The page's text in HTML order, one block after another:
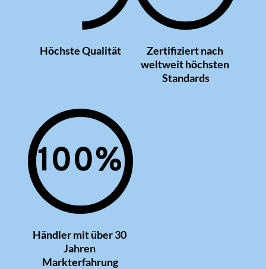
Höchste Qualität
Zertifiziert nach
weltweit höchsten
Standards
100%
Händler mit über 30
Jahren
Markterfahrung